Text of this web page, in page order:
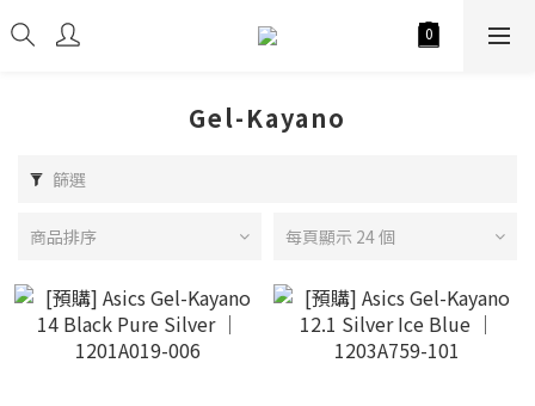
Gel-Kayano
篩選
商品排序 每頁顯示 24 個